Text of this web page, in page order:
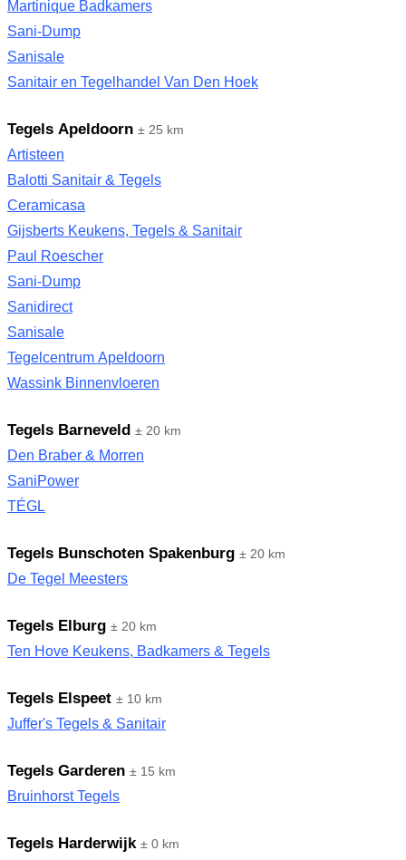
Martinique Badkamers
Sani-Dump
Sanisale
Sanitair en Tegelhandel Van Den Hoek
Tegels Apeldoorn ± 25 km
Artisteen
Balotti Sanitair & Tegels
Ceramicasa
Gijsberts Keukens, Tegels & Sanitair
Paul Roescher
Sani-Dump
Sanidirect
Sanisale
Tegelcentrum Apeldoorn
Wassink Binnenvloeren
Tegels Barneveld ± 20 km
Den Braber & Morren
SaniPower
TÉGL
Tegels Bunschoten Spakenburg ± 20 km
De Tegel Meesters
Tegels Elburg ± 20 km
Ten Hove Keukens, Badkamers & Tegels
Tegels Elspeet ± 10 km
Juffer's Tegels & Sanitair
Tegels Garderen ± 15 km
Bruinhorst Tegels
Tegels Harderwijk ± 0 km